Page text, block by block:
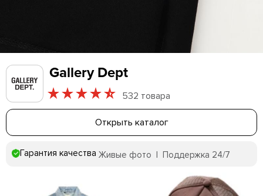
Gallery Dept
532 товара
Открыть каталог
Гарантия качества Живые фото | Поддержка 24/7